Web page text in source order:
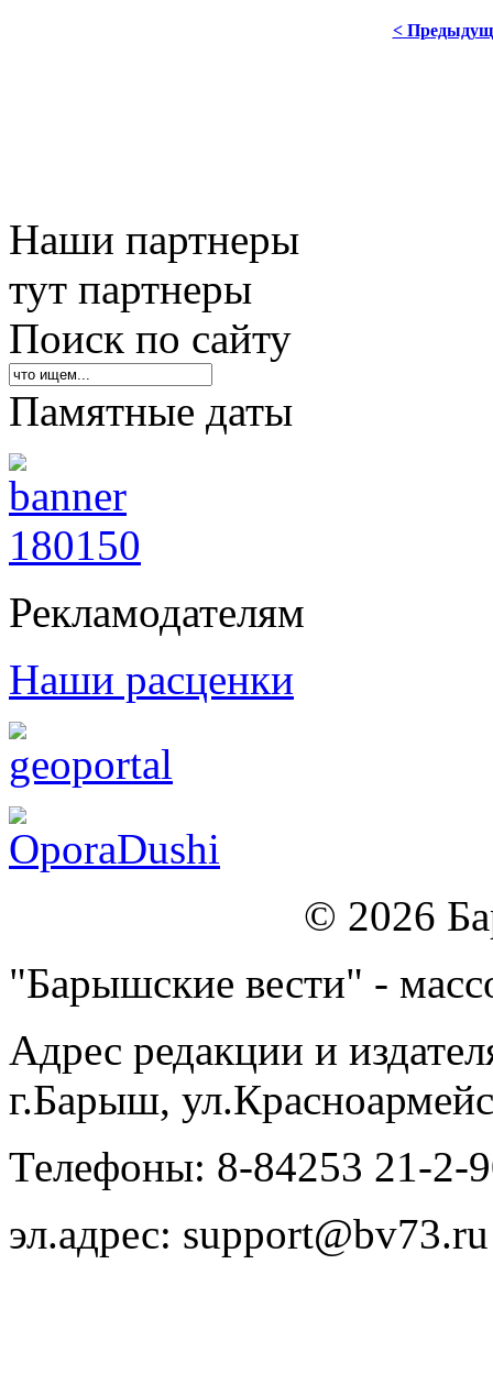
<
Наши партнеры
тут партнеры
Поиск по сайту
Памятные даты
Рекламодателям
Наши расценки
© 2026
"Барышские вести" -
Адрес редакции и
г.Барыш,
Телефоны: 8-84253 21-2-
эл.адрес: support@bv73.ru